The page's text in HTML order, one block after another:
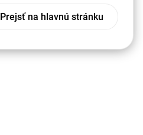
Prejsť na hlavnú stránku